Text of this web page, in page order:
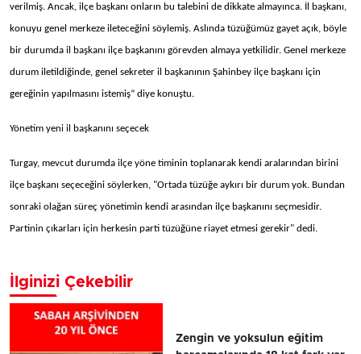
verilmiş. Ancak, ilçe başkanı onların bu talebini de dikkate almayınca. İl başkanı,
konuyu genel merkeze ileteceğini söylemiş. Aslında tüzüğümüz gayet açık, böyle
bir durumda il başkanı ilçe başkanını görevden almaya yetkilidir. Genel merkeze
durum iletildiğinde, genel sekreter il başkanının Şahinbey ilçe başkanı için
gereğinin yapılmasını istemiş” diye konuştu.
Yönetim yeni il başkanını seçecek
Turgay, mevcut durumda ilçe yöne timinin toplanarak kendi aralarından birini
ilçe başkanı seçeceğini söylerken, "Ortada tüzüğe aykırı bir durum yok. Bundan
sonraki olağan süreç yönetimin kendi arasından ilçe başkanını seçmesidir.
Partinin çıkarları için herkesin parti tüzüğüne riayet etmesi gerekir" dedi.
İlginizi Çekebilir
Zengin ve yoksulun eğitim